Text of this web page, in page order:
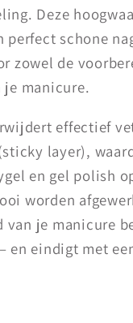
Deze
perfect schone
zowel de
je manicure.
effectief
layer),
en gel polish
worden
van je manicure
en eindigt met